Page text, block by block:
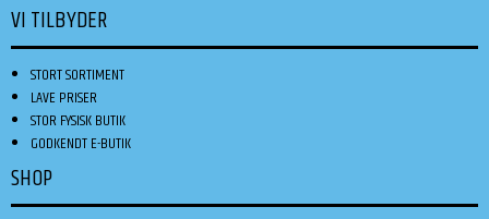
VI TILBYDER
STORT SORTIMENT
LAVE PRISER
STOR FYSISK BUTIK
GODKENDT E-BUTIK
SHOP